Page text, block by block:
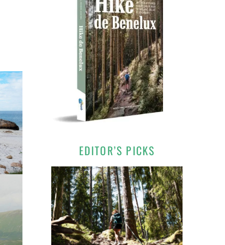
EDITOR’S PICKS